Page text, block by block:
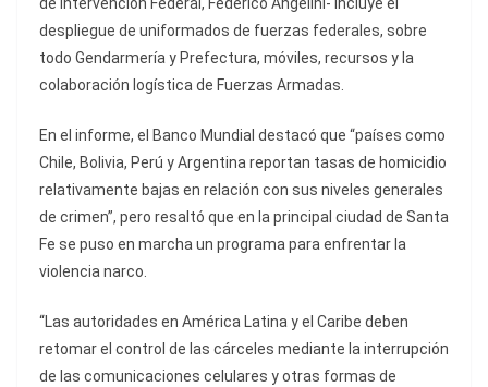
de Intervención Federal, Federico Angelini- incluye el
despliegue de uniformados de fuerzas federales, sobre
todo Gendarmería y Prefectura, móviles, recursos y la
colaboración logística de Fuerzas Armadas.
En el informe, el Banco Mundial destacó que “países como
Chile, Bolivia, Perú y Argentina reportan tasas de homicidio
relativamente bajas en relación con sus niveles generales
de crimen”, pero resaltó que en la principal ciudad de Santa
Fe se puso en marcha un programa para enfrentar la
violencia narco.
“Las autoridades en América Latina y el Caribe deben
retomar el control de las cárceles mediante la interrupción
de las comunicaciones celulares y otras formas de